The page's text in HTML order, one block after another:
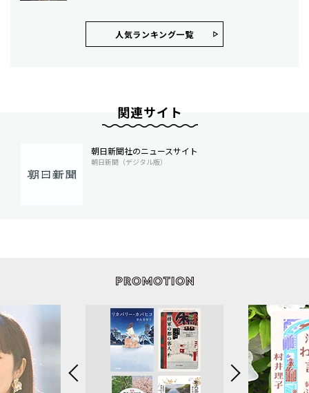
人気ランキング⼀覧
関連サイト
朝日新聞社のニュースサイト
朝日新聞（デジタル版）